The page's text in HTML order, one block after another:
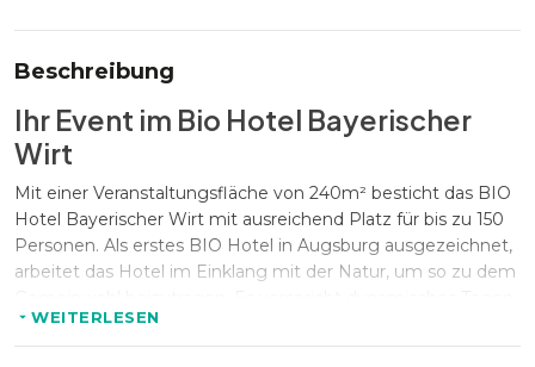
Beschreibung
Ihr Event im Bio Hotel Bayerischer
Wirt
Mit einer Veranstaltungsfläche von 240m² besticht das BIO
Hotel Bayerischer Wirt mit ausreichend Platz für bis zu 150
Personen. Als erstes BIO Hotel in Augsburg ausgezeichnet,
arbeitet das Hotel im Einklang mit der Natur, um so zu dem
und Arbeiten somit eine beruhigte Atmosphäre zum
dynamischen Tagen und Arbeiten während Ihrer Meetings,
WEITERLESEN